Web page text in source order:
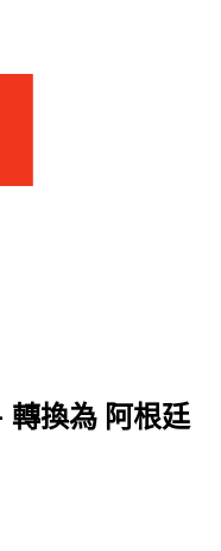
換為 阿根廷